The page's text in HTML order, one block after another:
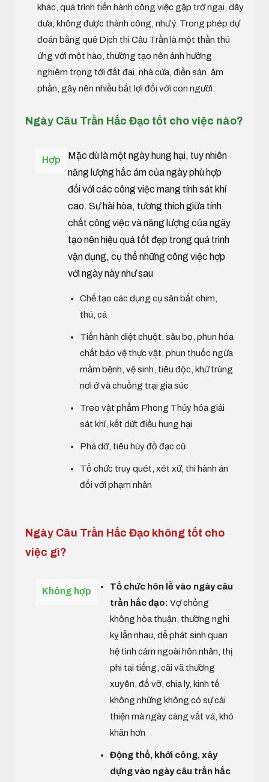
khác, quá trình tiến hành công việc gặp trở ngại, dây
dưa, không được thành công, như ý. Trong phép dự
đoán bằng quẻ Dịch thì Câu Trần là một thần thú
ứng với một hào, thường tạo nên ảnh hưởng
nghiêm trọng tới đất đai, nhà cửa, điền sản, âm
phần, gây nên nhiều bất lợi đối với con người.
Ngày Câu Trần Hắc Đạo tốt cho việc nào?
Hợp
Mặc dù là một ngày hung hại, tuy nhiên
năng lượng hắc ám của ngày phù hợp
đối với các công việc mang tính sát khí
cao. Sự hài hòa, tương thích giữa tính
chất công việc và năng lượng của ngày
tạo nên hiệu quả tốt đẹp trong quá trình
vận dụng, cụ thể những công việc hợp
với ngày này như sau
Chế tạo các dụng cụ săn bắt chim,
thú, cá
Tiến hành diệt chuột, sâu bọ, phun hóa
chất bảo vệ thực vật, phun thuốc ngừa
mầm bệnh, vệ sinh, tiêu độc, khử trùng
nơi ở và chuồng trại gia súc
Treo vật phẩm Phong Thủy hóa giải
sát khí, kết dứt điều hung hại
Phá dỡ, tiêu hủy đồ đạc cũ
Tổ chức truy quét, xét xử, thi hành án
đối với phạm nhân
Ngày Câu Trần Hắc Đạo không tốt cho
việc gì?
Không hợp
Tổ chức hôn lễ vào ngày câu
trần hắc đạo: Vợ chồng
không hòa thuận, thường nghi
kỵ lẫn nhau, dễ phát sinh quan
hệ tình cảm ngoài hôn nhân, thị
phi tai tiếng, cãi vã thường
xuyên, đổ vỡ, chia ly, kinh tế
không những không có sự cải
thiện mà ngày càng vất vả, khó
khăn hơn
Động thổ, khởi công, xây
dựng vào ngày câu trần hắc